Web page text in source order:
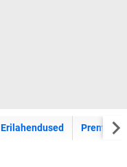
Erilahendused Premium